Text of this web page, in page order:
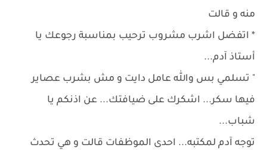
منه و قالت
* اتفضل اشرب مشروب ترحيب بمناسبة رجوعك يا
أستاذ آدم...
" تسلمي بس والله عامل دايت و مش بشرب عصاير
فيها سكر... اشكرك على ضيافتك... عن اذنكم يا
شباب...
توجه آدم لمكتبه... احدى الموظفات قالت و هي تحدث